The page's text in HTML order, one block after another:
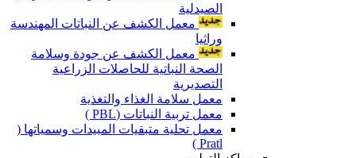
الصيدلية
معمل الكشف عن النباتات المهندسة
وراثيا
معمل الكشف عن جودة وسلامة
الصحة النباتية للحاصلات الزراعية
التصديرية
معمل سلامة الغذاء والتغذية
معمل تربية النباتات (PBL )
معمل تحلية متبقيات المبيدات وسمياتها (
Pratl )